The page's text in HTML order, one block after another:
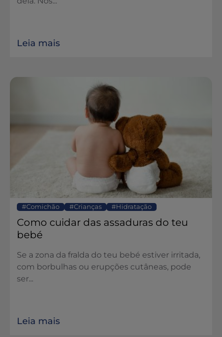
Leia mais
Comichão Crianças Hidratação
Como cuidar das assaduras do teu
bebé
Se a zona da fralda do teu bebé estiver irritada,
com borbulhas ou erupções cutâneas, pode
ser...
Leia mais